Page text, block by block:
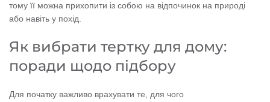
тому її можна прихопити із собою на відпочинок на природі
або навіть у похід.
Як вибрати тертку для дому:
поради щодо підбору
Для початку важливо врахувати те, для чого